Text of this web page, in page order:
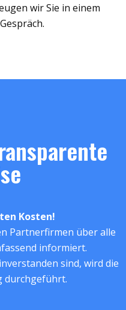
wir Sie in einem
Kosten!
Partnerfirmen über alle
informiert.
sind, wird die
durchgeführt.